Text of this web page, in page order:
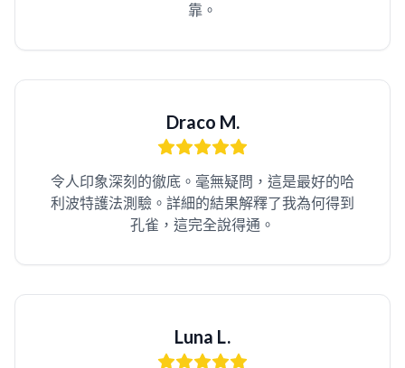
靠。
Draco M.
令人印象深刻的徹底。毫無疑問，這是最好的哈
利波特護法測驗。詳細的結果解釋了我為何得到
孔雀，這完全說得通。
Luna L.